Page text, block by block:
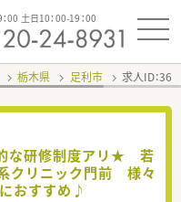
00 土日10：00-19：00
栃木県 足利市 求人ID：
な研修制度アリ★ 若
クリニック門前 様々
おすすめ♪